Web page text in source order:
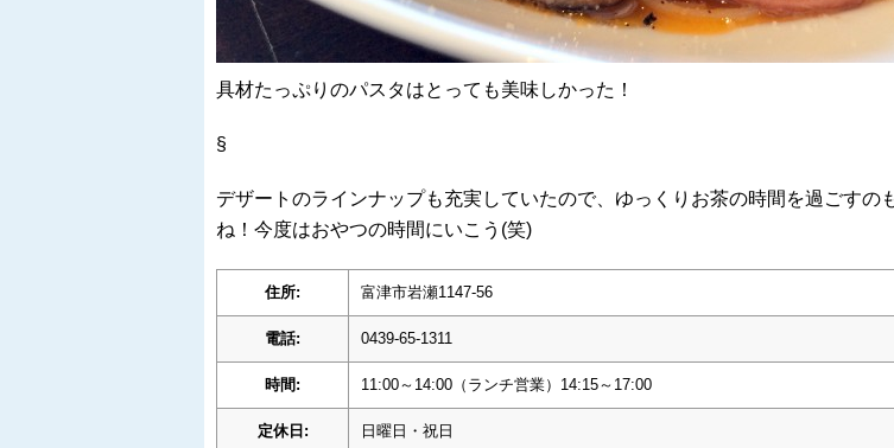
具材たっぷりのパスタはとっても美味しかった！
§
デザートのラインナップも充実していたので、ゆっくりお茶の時間を過ごすの
ね！今度はおやつの時間にいこう(笑)
住所: 富津市岩瀬1147-56
電話: 0439-65-1311
時間: 11:00～14:00（ランチ営業）14:15～17:00
定休日: 日曜日・祝日